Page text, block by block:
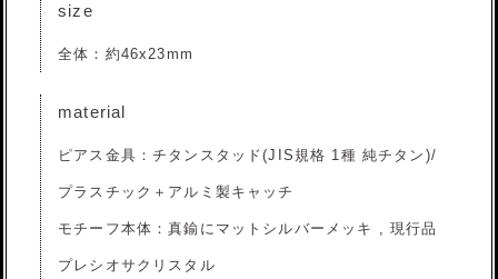
size
全体：約46x23mm
material
ピアス金具：チタンスタッド(JIS規格 1種 純チタン)/
プラスチック＋アルミ製キャッチ
モチーフ本体：真鍮にマットシルバーメッキ , 現行品
プレシオサクリスタル